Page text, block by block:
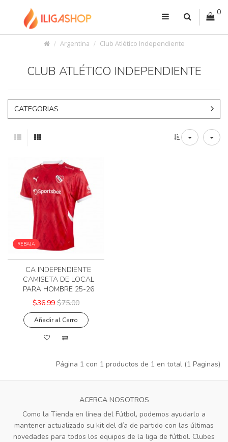
0
Argentina Club Atlético Independiente
CLUB ATLÉTICO INDEPENDIENTE
CATEGORIAS
REBAJA
CA INDEPENDIENTE
CAMISETA DE LOCAL
PARA HOMBRE 25-26
$36.99 $75.00
Añadir al Carro
Página 1 con 1 productos de 1 en total (1 Paginas)
ACERCA NOSOTROS
Como la Tienda en línea del Fútbol, podemos ayudarlo a
mantener actualizado su kit del día de partido con las últimas
novedades para todos los equipos de la liga de fútbol. Clubes